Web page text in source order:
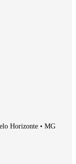
Horizonte • MG